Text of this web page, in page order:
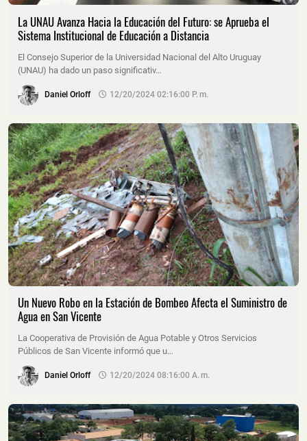
La UNAU Avanza Hacia la Educación del Futuro: se Aprueba el
Sistema Institucional de Educación a Distancia
El Consejo Superior de la Universidad Nacional del Alto Uruguay
(UNAU) ha dado un paso significativ…
Daniel Orloff 12/20/2024 02:16:00 P. M.
Un Nuevo Robo en la Estación de Bombeo Afecta el Suministro de
Agua en San Vicente
La Cooperativa de Provisión de Agua Potable y Otros Servicios
Públicos de San Vicente informó que u…
Daniel Orloff 12/20/2024 08:16:00 A. M.